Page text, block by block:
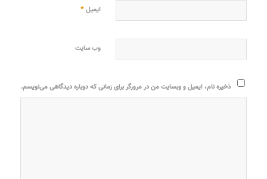
ایمیل*
وب‌ سایت
ذخیره نام، ایمیل و وبسایت من در مرورگر برای زمانی که دوباره دیدگاهی می‌نویسم.